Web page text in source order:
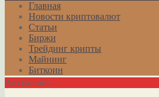
Главная
Новости криптовалют
Статьи
Биржи
Трейдинг крипты
Майнинг
Биткоин
Актуально